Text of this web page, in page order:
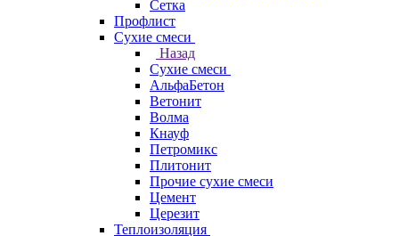
Сетка
Профлист
Сухие смеси
Назад
Сухие смеси
АльфаБетон
Ветонит
Волма
Кнауф
Петромикс
Плитонит
Прочие сухие смеси
Цемент
Церезит
Теплоизоляция